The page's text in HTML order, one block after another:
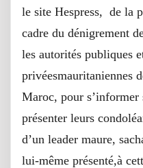
le site Hespress, de la
cadre du dénigrement
les autorités publiques
privéesmauritaniennes
Maroc, pour s’informer
présenter leurs
d’un leader maure,
lui-même présenté,à